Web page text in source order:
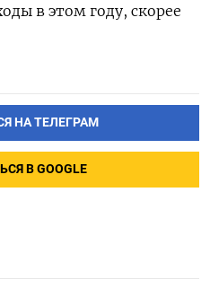
в этом году, скорее
НА ТЕЛЕГРАМ
В GOOGLE